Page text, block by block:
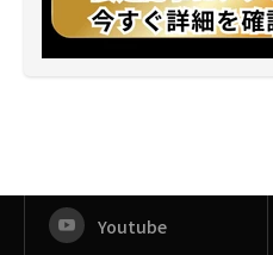
Youtube